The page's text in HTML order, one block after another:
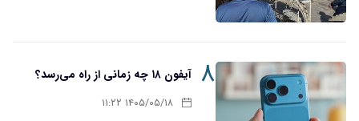
۸ آیفون ۱۸ چه زمانی از راه می‌رسد؟
۱۴۰۵/۰۵/۱۸ ۱۱:۲۲